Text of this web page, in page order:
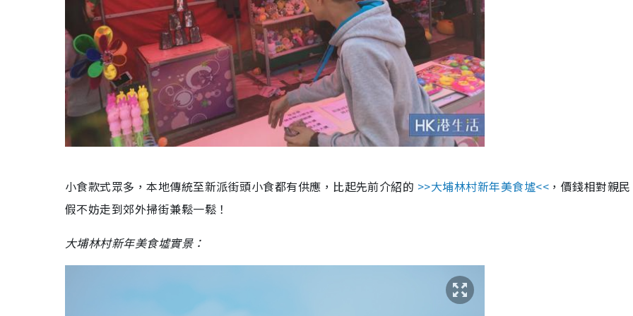
小食款式眾多，本地傳統至新派街頭小食都有供應，比起先前介紹的 >>大埔林村新年美食墟<< ，價錢相對親
假不妨走到郊外掃街兼鬆一鬆！
大埔林村新年美食墟實景：